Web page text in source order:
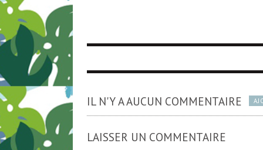
IL N'Y A AUCUN COMMENTAIRE
LAISSER UN COMMENTAIRE